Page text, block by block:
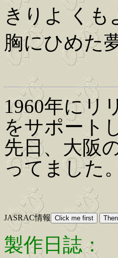
きりよ くも
胸にひめた
1960年にリ
をサポート
先日、大阪
ってました
JASRAC情報
製作日誌：